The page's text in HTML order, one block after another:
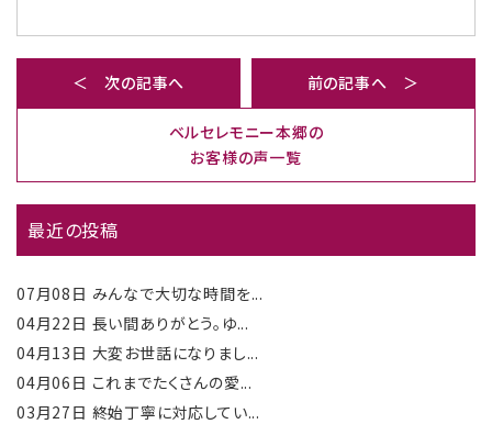
＜ 次の記事へ
ベルセレモニー本郷の
お客様の声一覧
前の記事へ ＞
最近の投稿
07月08日 みんなで大切な時間を...
04月22日 長い間ありがとう。ゆ...
04月13日 大変お世話になりまし...
04月06日 これまでたくさんの愛...
03月27日 終始丁寧に対応してい...